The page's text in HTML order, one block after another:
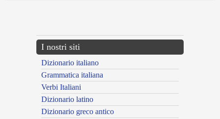
I nostri siti
Dizionario italiano
Grammatica italiana
Verbi Italiani
Dizionario latino
Dizionario greco antico